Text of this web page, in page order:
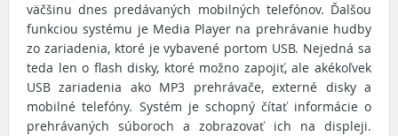
väčšinu dnes predávaných mobilných telefónov. Ďalšou
funkciou systému je Media Player na prehrávanie hudby
zo zariadenia, ktoré je vybavené portom USB. Nejedná sa
teda len o flash disky, ktoré možno zapojiť, ale akékoľvek
USB zariadenia ako MP3 prehrávače, externé disky a
mobilné telefóny. Systém je schopný čítať informácie o
prehrávaných súboroch a zobrazovať ich na displeji.